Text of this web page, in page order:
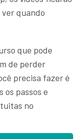
quando
que pode
de perder
precisa fazer é
os passos e
no